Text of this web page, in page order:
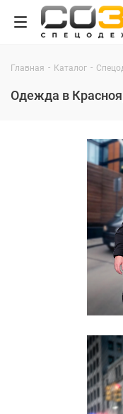
Главная - Каталог -
Одежда в